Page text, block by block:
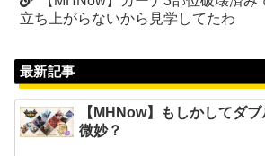
立ち上がらないから見学してたわ
最新記事
【MHNow】もしかしてダ
微妙？